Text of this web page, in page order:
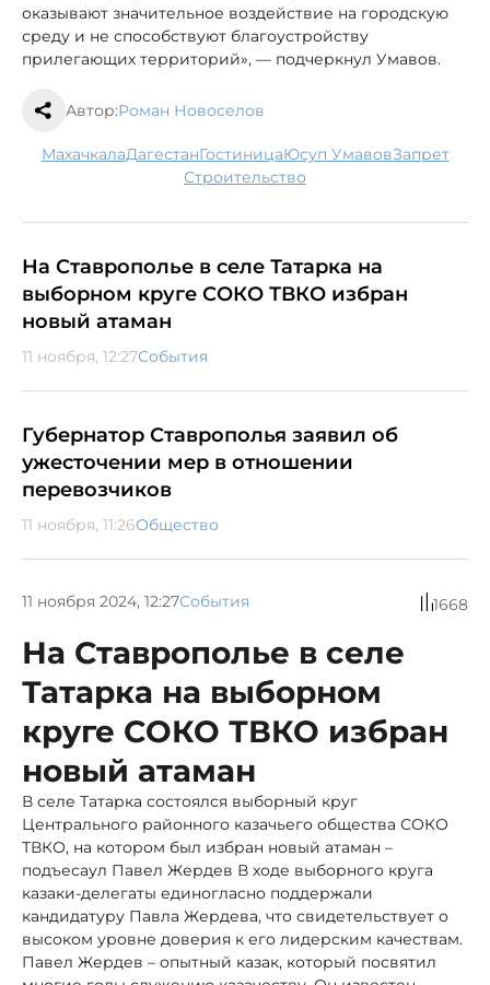
оказывают значительное воздействие на городскую
среду и не способствуют благоустройству
прилегающих территорий», — подчеркнул Умавов.
Автор:Роман Новоселов
Махачкала Дагестан гостиница Юсуп Умавов запрет
строительство
На Ставрополье в селе Татарка на
выборном круге СОКО ТВКО избран
новый атаман
11 ноября, 12:27События
Губернатор Ставрополья заявил об
ужесточении мер в отношении
перевозчиков
11 ноября, 11:26Общество
11 ноября 2024, 12:27События 1668
На Ставрополье в селе
Татарка на выборном
круге СОКО ТВКО избран
новый атаман
В селе Татарка состоялся выборный круг
Центрального районного казачьего общества СОКО
ТВКО, на котором был избран новый атаман –
подъесаул Павел Жердев В ходе выборного круга
казаки-делегаты единогласно поддержали
кандидатуру Павла Жердева, что свидетельствует о
высоком уровне доверия к его лидерским качествам.
Павел Жердев – опытный казак, который посвятил